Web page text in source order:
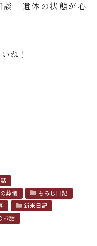
「遺体の状態が心
ね！
葬儀
もみじ日記
新米日記
お話